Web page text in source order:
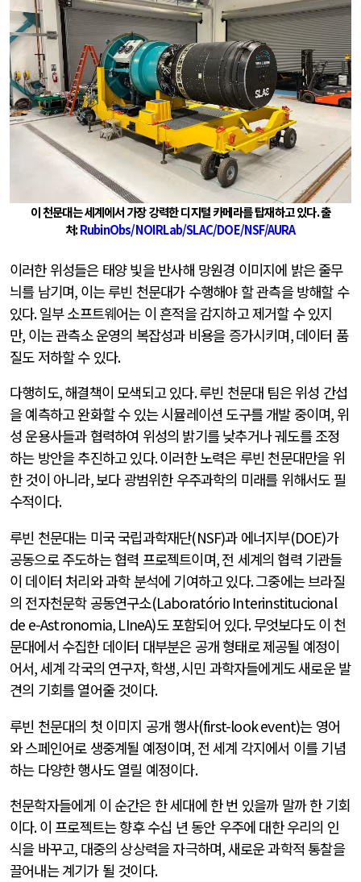
이 천문대는 세계에서 가장 강력한 디지털 카메라를 탑재하고 있다.출
처:RubinObs/NOIRLab/SLAC/DOE/NSF/AURA
이러한 위성들은 태양 빛을 반사해 망원경 이미지에 밝은 줄무
늬를 남기며, 이는 루빈 천문대가 수행해야 할 관측을 방해할 수
있다.일부 소프트웨어는 이 흔적을 감지하고 제거할 수 있지
만, 이는 관측소 운영의 복잡성과 비용을 증가시키며,데이터 품
질도 저하할 수 있다.
다행히도,해결책이 모색되고 있다.루빈 천문대 팀은 위성 간섭
을 예측하고 완화할 수 있는 시뮬레이션 도구를 개발 중이며,위
성 운용사들과 협력하여 위성의 밝기를 낮추거나 궤도를 조정
하는 방안을 추진하고 있다.이러한 노력은 루빈 천문대만을 위
한 것이 아니라,보다 광범위한 우주과학의 미래를 위해서도 필
수적이다.
루빈 천문대는 미국 국립과학재단(NSF)과 에너지부(DOE)가
공동으로 주도하는 협력 프로젝트이며,전 세계의 협력 기관들
이 데이터 처리와 과학 분석에 기여하고 있다.그중에는 브라질
의 전자천문학 공동연구소(Laboratório Interinstitucional
de e-Astronomia, LIneA)도 포함되어 있다.무엇보다도 이 천
문대에서 수집한 데이터 대부분은 공개 형태로 제공될 예정이
어서,세계 각국의 연구자,학생,시민 과학자들에게도 새로운 발
견의 기회를 열어줄 것이다.
루빈 천문대의 첫 이미지 공개 행사(first-look event)는 영어
와 스페인어로 생중계될 예정이며, 전 세계 각지에서 이를 기념
하는 다양한 행사도 열릴 예정이다.
천문학자들에게 이 순간은 한 세대에 한 번 있을까 말까 한 기회
이다.이 프로젝트는 향후 수십 년 동안 우주에 대한 우리의 인
식을 바꾸고, 대중의 상상력을 자극하며,새로운 과학적 통찰을
끌어내는 계기가 될 것이다.